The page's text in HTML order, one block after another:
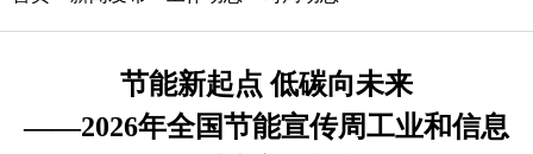
节能新起点 低碳向未来
——2026年全国节能宣传周工业和信息